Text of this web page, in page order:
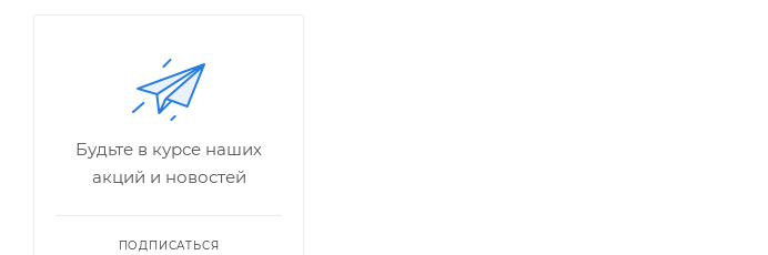
Будьте в курсе наших
акций и новостей
ПОДПИСАТЬСЯ